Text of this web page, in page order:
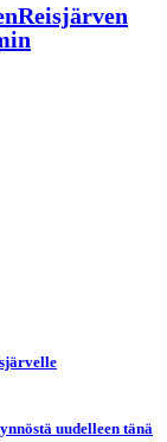
uudelleen tänä